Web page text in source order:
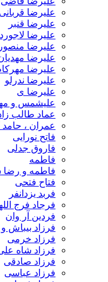
علیرضا قربانی
علیرضا قنبر
علیرضا
علیرضا
علیرضا
علیرضا
علیرضا ندرلو
علیرضا ی
علیشمس و
عماد طالب
عمران ، حامد
فاتح نورایی
فاروق جدلی
فاطمه
فاطمه و
فتاح فتحی
فربد یزدانفر
فرجاد فرج
فردین آر وان
فرزاد بیباش و
فرزاد خرمی
فرزاد شاه
فرزاد صادقی
فرزاد عباسی